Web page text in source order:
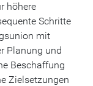
höhere
Schritte
mit
Planung und
Beschaffung
Zielsetzungen